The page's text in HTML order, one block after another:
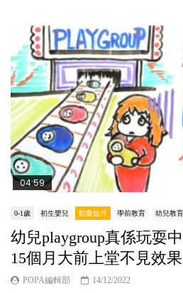
04:59
0-1歲 初生嬰兒 動畫短片 學前教育 幼兒教育
幼兒playgroup真係玩耍
15個月大前上堂不見效果
POPA編輯部 14/12/2022